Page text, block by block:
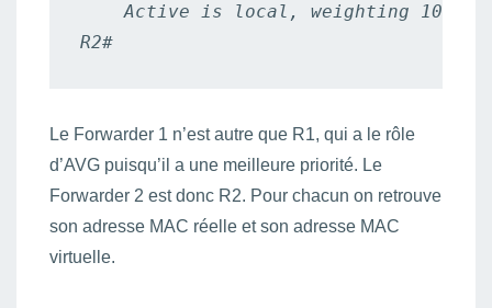
    Active is local, weighting 100
R2#
Le Forwarder 1 n’est autre que R1, qui a le rôle
d’AVG puisqu’il a une meilleure priorité. Le
Forwarder 2 est donc R2. Pour chacun on retrouve
son adresse MAC réelle et son adresse MAC
virtuelle.